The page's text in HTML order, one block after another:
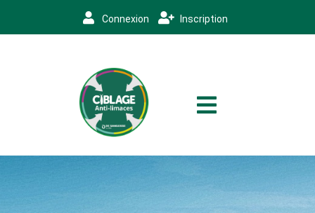
Connexion Inscription